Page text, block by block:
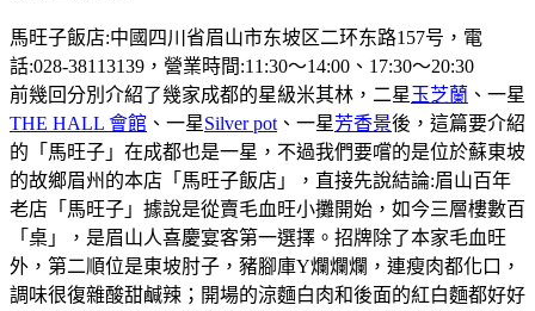
馬旺子飯店:中國四川省眉山市东坡区二环东路157号，電
話:028-38113139，營業時間:11:30〜14:00、17:30〜20:30
前幾回分別介紹了幾家成都的星級米其林，二星 玉芝蘭 、一星
THE HALL 會館 、一星Silver pot 、一星芳香景後，這篇要介紹
的「馬旺子」在成都也是一星，不過我們要嚐的是位於蘇東坡
的故鄉眉州的本店「馬旺子飯店」，直接先說結論:眉山百年
老店「馬旺子」據說是從賣毛血旺小攤開始，如今三層樓數百
「桌」，是眉山人喜慶宴客第一選擇。招牌除了本家毛血旺
外，第二順位是東坡肘子，豬腳庫Y爛爛爛，連瘦肉都化口，
調味很復雜酸甜鹹辣；開場的涼麵白肉和後面的紅白麵都好好